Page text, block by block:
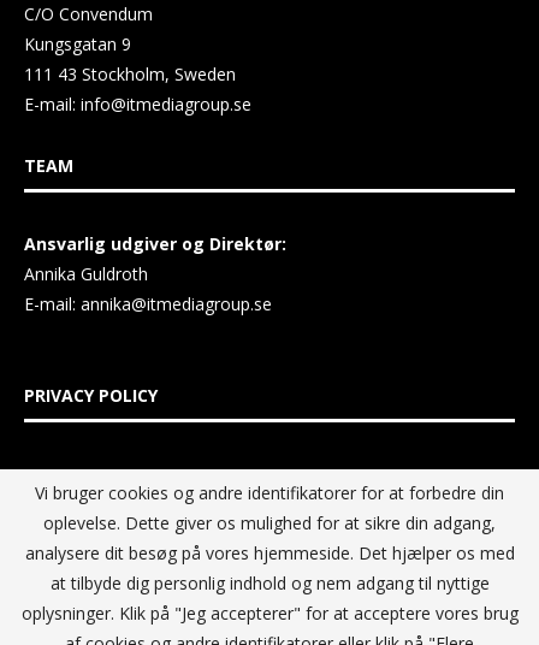
C/O Convendum
Kungsgatan 9
111 43 Stockholm, Sweden
E-mail: info@itmediagroup.se
TEAM
Ansvarlig udgiver og Direktør:
Annika Guldroth
E-mail: annika@itmediagroup.se
PRIVACY POLICY
IT MEDIA GROUP Data Privacy Policy
Vi bruger cookies og andre identifikatorer for at forbedre din
oplevelse. Dette giver os mulighed for at sikre din adgang,
analysere dit besøg på vores hjemmeside. Det hjælper os med
at tilbyde dig personlig indhold og nem adgang til nyttige
oplysninger. Klik på "Jeg accepterer" for at acceptere vores brug